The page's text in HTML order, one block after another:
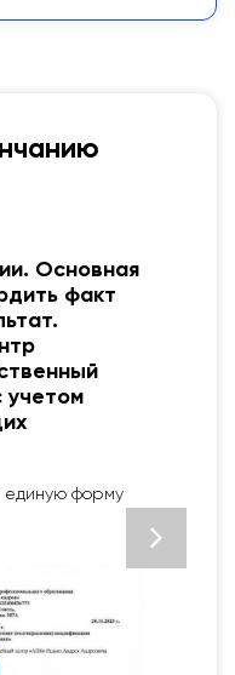
Основная
факт
учетом
единую форму